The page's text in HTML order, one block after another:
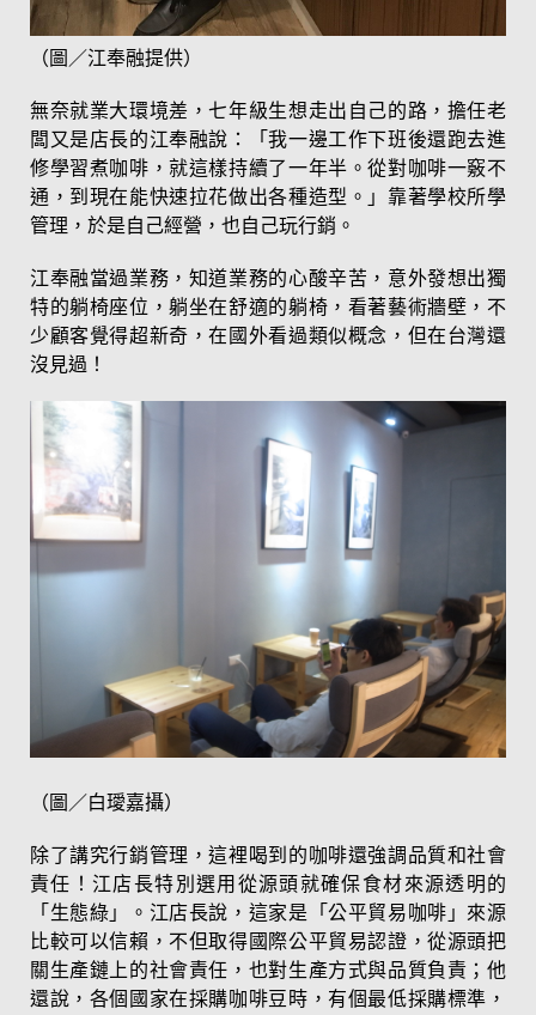
（圖／江奉融提供）
無奈就業大環境差，七年級生想走出自己的路，擔任老
闆又是店長的江奉融說：「我一邊工作下班後還跑去進
修學習煮咖啡，就這樣持續了一年半。從對咖啡一竅不
通，到現在能快速拉花做出各種造型。」靠著學校所學
管理，於是自己經營，也自己玩行銷。
江奉融當過業務，知道業務的心酸辛苦，意外發想出獨
特的躺椅座位，躺坐在舒適的躺椅，看著藝術牆壁，不
少顧客覺得超新奇，在國外看過類似概念，但在台灣還
沒見過！
（圖／白璦嘉攝）
除了講究行銷管理，這裡喝到的咖啡還強調品質和社會
責任！江店長特別選用從源頭就確保食材來源透明的
「生態綠」。江店長說，這家是「公平貿易咖啡」來源
比較可以信賴，不但取得國際公平貿易認證，從源頭把
關生產鏈上的社會責任，也對生產方式與品質負責；他
還說，各個國家在採購咖啡豆時，有個最低採購標準，